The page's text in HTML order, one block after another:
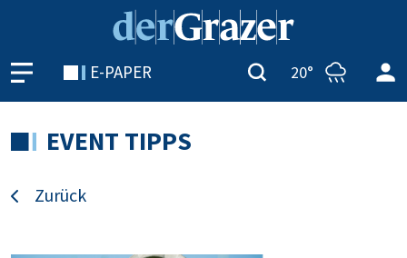
E-PAPER 20°
EVENT TIPPS
Zurück